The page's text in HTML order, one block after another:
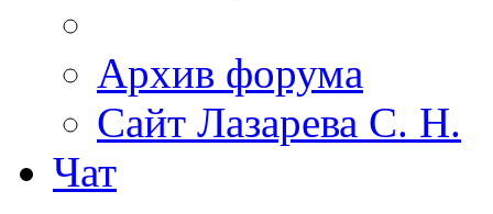
Архив форума
Сайт Лазарева С. Н.
Чат